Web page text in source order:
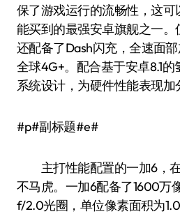
保了游戏运行的流畅性，这
能买到的最强安卓旗舰之一
还配备了Dash闪充，全速面
全球4G+。配合基于安卓8.1
系统设计，为硬件性能表现加
#p#副标题#e#
主打性能配置的一加6，
不马虎。一加6配备了1600万
f/2.0光圈，单位像素面积为